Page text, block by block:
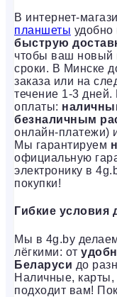
В интернет-
планшеты
быструю
чтобы ваш новый
сроки. В Минске
заказа или на
течение 1-3
оплаты:
безналичным
онлайн-платежи)
Мы гарантируем
официальную
электронику в
покупки!
Гибкие условия
Мы в 4g.by
лёгкими: от
Беларуси до
Наличные, карты,
подходит вам!